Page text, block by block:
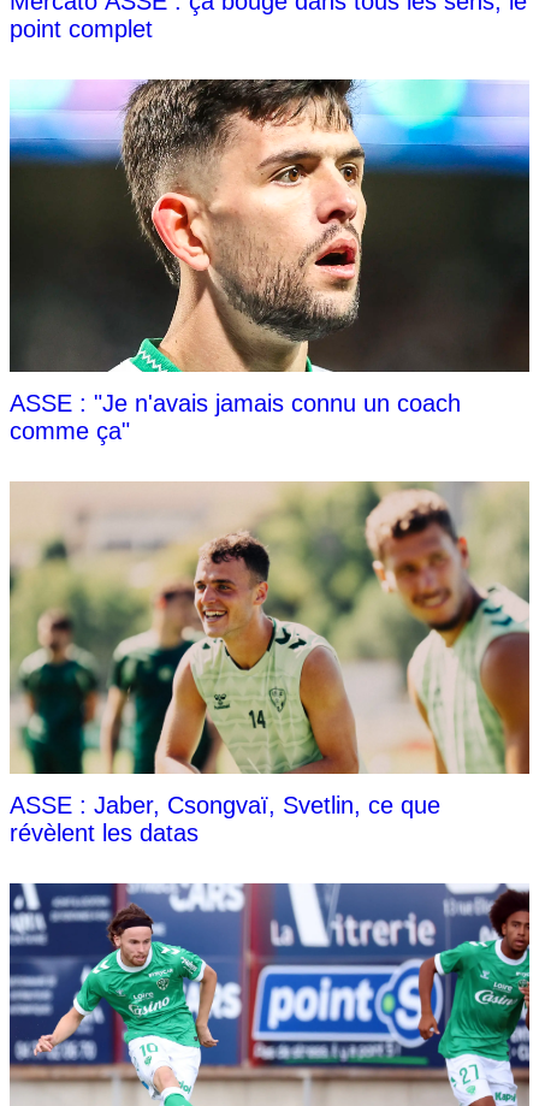
point complet
ASSE : "Je n'avais jamais connu un coach
comme ça"
ASSE : Jaber, Csongvaï, Svetlin, ce que
révèlent les datas